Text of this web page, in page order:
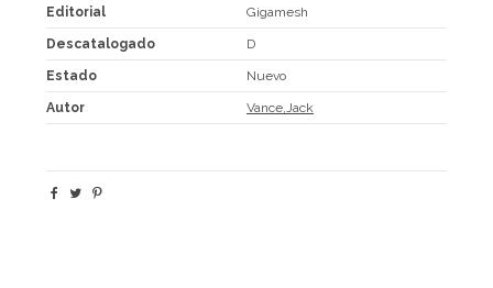
Editorial Gigamesh
Descatalogado D
Estado Nuevo
Autor Vance,Jack